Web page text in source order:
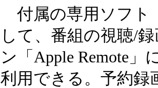
付属の専用ソフト
して、番組の視聴/
ン「Apple Remote
利用できる。予約録